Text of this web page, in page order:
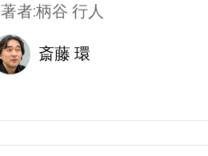
著者:柄谷 行人
斎藤 環